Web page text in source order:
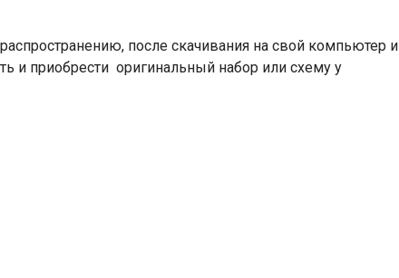
после скачивания на свой компьютер и
и приобрести оригинальный набор или схему у